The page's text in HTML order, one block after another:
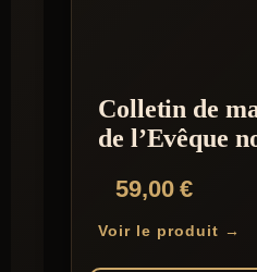
Colletin de
de l’Evêque
59,00€
Voir le produit →